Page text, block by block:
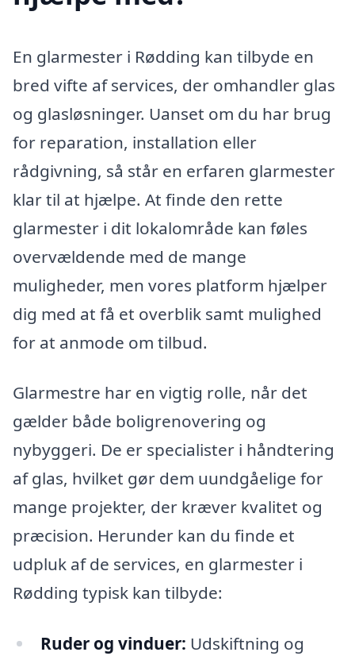
En glarmester i Rødding kan tilbyde en
bred vifte af services, der omhandler glas
og glasløsninger. Uanset om du har brug
for reparation, installation eller
rådgivning, så står en erfaren glarmester
klar til at hjælpe. At finde den rette
glarmester i dit lokalområde kan føles
overvældende med de mange
muligheder, men vores platform hjælper
dig med at få et overblik samt mulighed
for at anmode om tilbud.
Glarmestre har en vigtig rolle, når det
gælder både boligrenovering og
nybyggeri. De er specialister i håndtering
af glas, hvilket gør dem uundgåelige for
mange projekter, der kræver kvalitet og
præcision. Herunder kan du finde et
udpluk af de services, en glarmester i
Rødding typisk kan tilbyde:
Ruder og vinduer: Udskiftning og